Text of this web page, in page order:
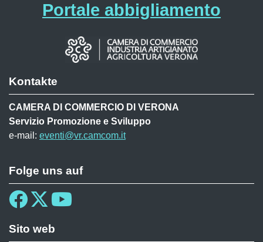
Portale abbigliamento
Kontakte
CAMERA DI COMMERCIO DI VERONA
Servizio Promozione e Sviluppo
e-mail: eventi@vr.camcom.it
Folge uns auf
Sito web